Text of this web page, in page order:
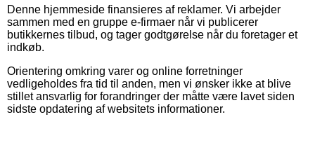
Denne hjemmeside finansieres af reklamer. Vi arbejder
sammen med en gruppe e-firmaer når vi publicerer
butikkernes tilbud, og tager godtgørelse når du foretager et
indkøb.
Orientering omkring varer og online forretninger
vedligeholdes fra tid til anden, men vi ønsker ikke at blive
stillet ansvarlig for forandringer der måtte være lavet siden
sidste opdatering af websitets informationer.